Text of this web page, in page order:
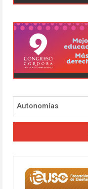
Autonomías